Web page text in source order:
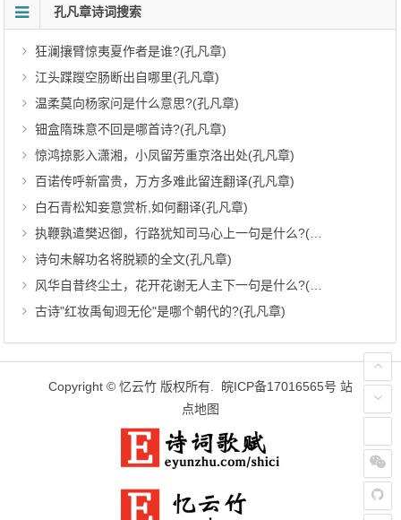
孔凡章诗词搜索
狂澜攘臂惊夷夏作者是谁?(孔凡章)
江头蹀躞空肠断出自哪里(孔凡章)
温柔莫向杨家问是什么意思?(孔凡章)
钿盒隋珠意不回是哪首诗?(孔凡章)
惊鸿掠影入潇湘，小凤留芳重京洛出处(孔凡章)
百诺传呼新富贵，万方多难此留连翻译(孔凡章)
白石青松知妾意赏析,如何翻译(孔凡章)
执鞭孰遣樊迟御，行路犹知司马心上一句是什么?(孔凡章)
诗句未解功名将脱颖的全文(孔凡章)
风华自昔终尘土，花开花谢无人主下一句是什么?(孔凡章)
古诗"红妆禹甸迥无伦"是哪个朝代的?(孔凡章)
Copyright © 忆云竹 版权所有. 皖ICP备17016565号 站
点地图